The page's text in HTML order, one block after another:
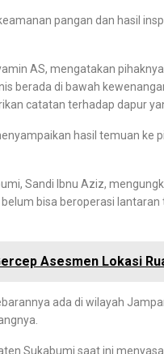
pangan dan hasil
AS, mengatakan
berada di bawah
catatan terhadap dapur
hasil temuan ke
Sandi Ibnu Aziz,
bisa beroperasi
Asesmen Lokasi
ada di wilayah
Sukabumi saat ini